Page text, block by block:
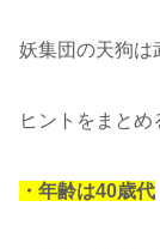
妖集団の天狗は
ヒントをまとめ
・年齢は40歳代